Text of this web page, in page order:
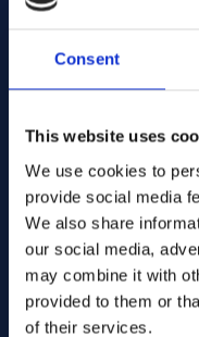
Consent
This website uses
We use cookies to
provide social media
We also share
our social media,
may combine it with
provided to them or
of their services.